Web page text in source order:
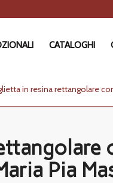
CATALOGHI
in resina rettangolare
Pia